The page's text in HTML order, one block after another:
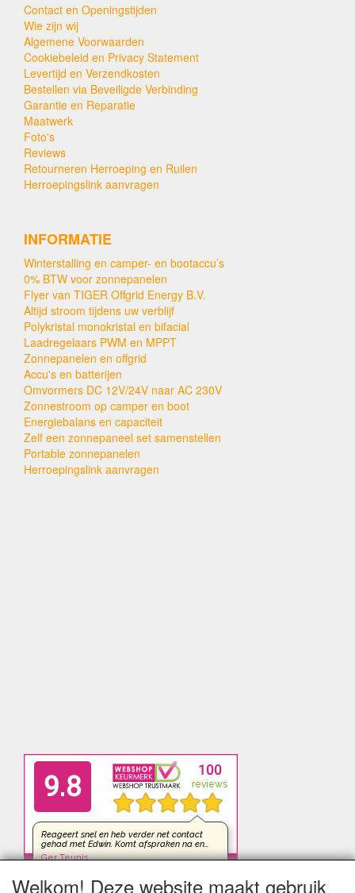
Contact en Openingstijden
Wie zijn wij
Algemene Voorwaarden
Cookiebeleid en Privacy Statement
Levertijd en Verzendkosten
Bestellen via Beveiligde Verbinding
Garantie en Reparatie
Maatwerk
Foto's
Reviews
Retourneren Herroeping en Ruilen
Herroepingslink aanvragen
INFORMATIE
Winterstalling en camper- en bootaccu’s
0% BTW voor zonnepanelen
Flyer van TIGER Offgrid Energy B.V.
Altijd stroom tijdens uw verblijf
Polykristal monokristal en bifacial
Laadregelaars PWM en MPPT
Zonnepanelen en offgrid
Accu's en batterijen
Omvormers DC 12V/24V naar AC 230V
Zonnestroom op camper en boot
Energiebalans en capaciteit
Zelf een zonnepaneel set samenstellen
Portable zonnepanelen
Herroepingslink aanvragen
Welkom! Deze website maakt gebruik